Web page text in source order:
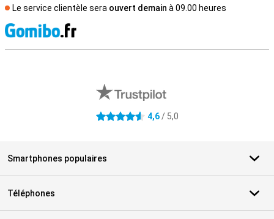
Le service clientèle sera ouvert demain à 09.00 heures
4.6 étoiles 4,6/ 5,0
Smartphones populaires
Téléphones